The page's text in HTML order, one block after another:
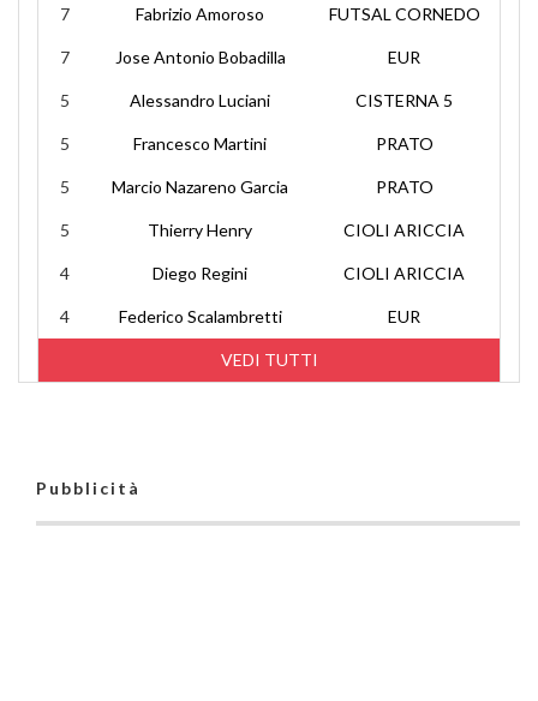
VEDI TUTTI
7 Fabrizio Amoroso FUTSAL CORNEDO
7 Jose Antonio Bobadilla EUR
5 Alessandro Luciani CISTERNA 5
5 Francesco Martini PRATO
5 Marcio Nazareno Garcia PRATO
5 Thierry Henry CIOLI ARICCIA
4 Diego Regini CIOLI ARICCIA
4 Federico Scalambretti EUR
Pubblicità